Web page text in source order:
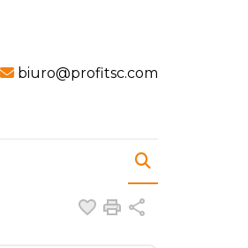
biuro@profitsc.com
Dodaj do
Drukuj